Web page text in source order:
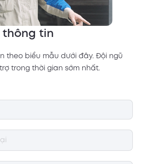
thông tin
theo biểu mẫu dưới đây. Đội ngũ
trong thời gian sớm nhất.